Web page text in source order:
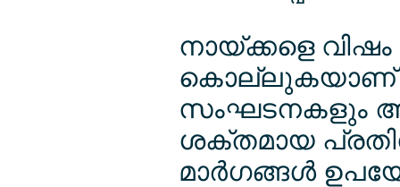
നായ്ക്കളെ
സംഘടനകളും
ശക്തമായ
മാര്‍ഗങ്ങള്‍